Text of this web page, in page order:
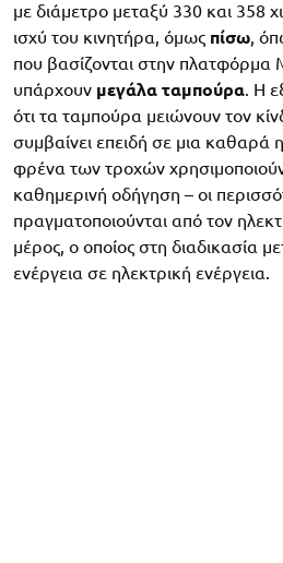
με διάμετρο μεταξύ 330 και 358
ισχύ του κινητήρα, όμως πίσω,
που βασίζονται στην πλατφόρμα
υπάρχουν μεγάλα ταμπούρα. Η
ότι τα ταμπούρα μειώνουν τον
συμβαίνει επειδή σε μια καθαρά
φρένα των τροχών
καθημερινή οδήγηση – οι
πραγματοποιούνται από τον
μέρος, ο οποίος στη διαδικασία
ενέργεια σε ηλεκτρική ενέργεια.